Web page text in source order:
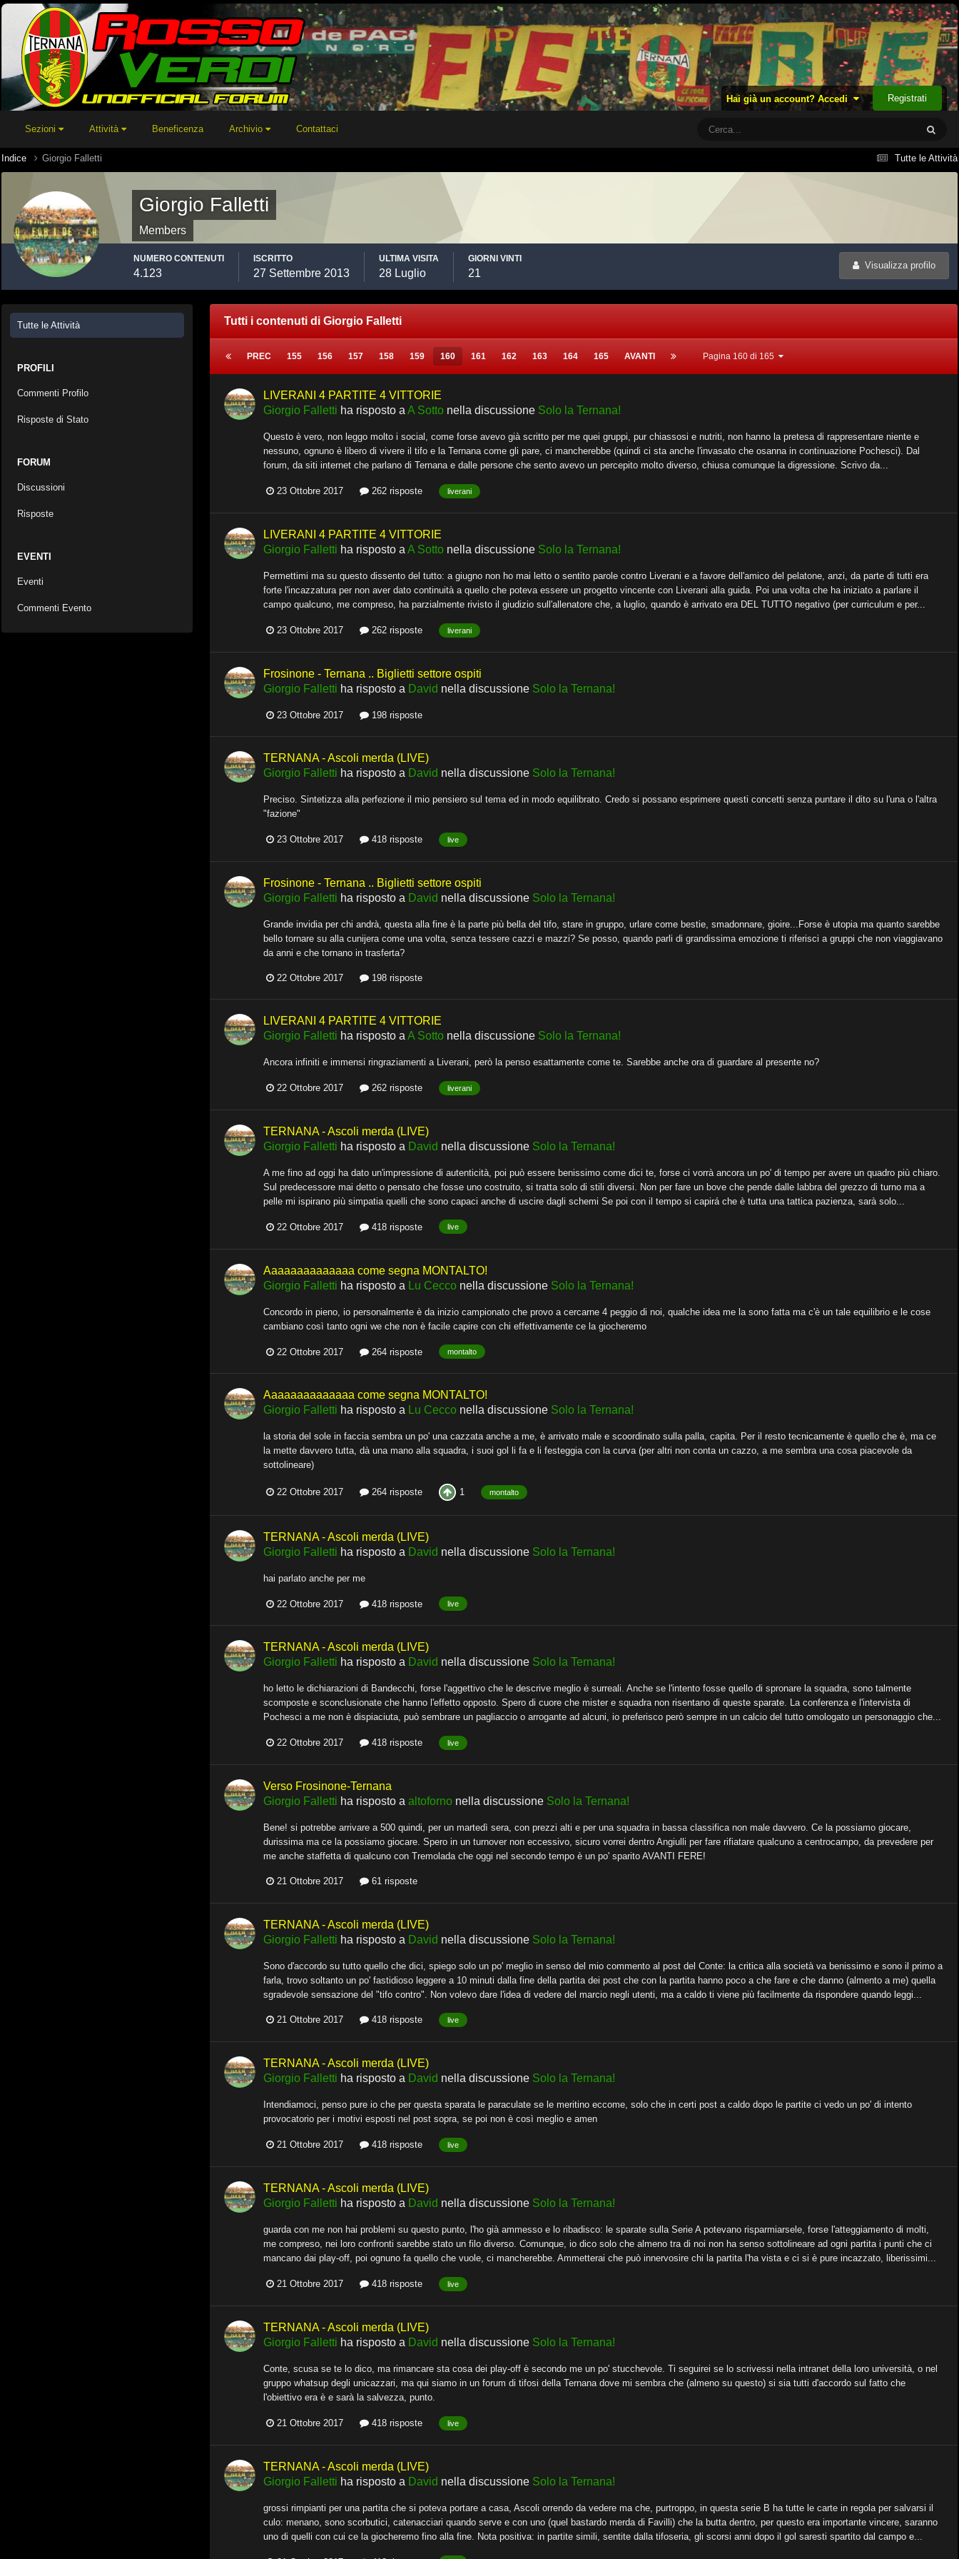
Hai già un account? Accedi Registrati
Sezioni Attività Beneficenza Archivio Contattaci
Tutte le Attività
Indice Giorgio Falletti
Giorgio Falletti
Members
Visualizza profilo
NUMERO CONTENUTI
4.123
ISCRITTO
27 Settembre 2013
ULTIMA VISITA
28 Luglio
GIORNI VINTI
21
Tutte le Attività
PROFILI
Commenti Profilo
Risposte di Stato
FORUM
Discussioni
Risposte
EVENTI
Eventi
Commenti Evento
Tutti i contenuti di Giorgio Falletti
PREC 155 156 157 158 159 160 161 162 163 164 165 AVANTI Pagina 160 di 165
LIVERANI 4 PARTITE 4 VITTORIE
Giorgio Falletti ha risposto a A Sotto nella discussione Solo la Ternana!
Questo è vero, non leggo molto i social, come forse avevo già scritto per me quei gruppi, pur chiassosi e nutriti, non hanno la pretesa di rappresentare niente e
nessuno, ognuno è libero di vivere il tifo e la Ternana come gli pare, ci mancherebbe (quindi ci sta anche l'invasato che osanna in continuazione Pochesci). Dal
forum, da siti internet che parlano di Ternana e dalle persone che sento avevo un percepito molto diverso, chiusa comunque la digressione. Scrivo da...
23 Ottobre 2017 262 risposte liverani
LIVERANI 4 PARTITE 4 VITTORIE
Giorgio Falletti ha risposto a A Sotto nella discussione Solo la Ternana!
Permettimi ma su questo dissento del tutto: a giugno non ho mai letto o sentito parole contro Liverani e a favore dell'amico del pelatone, anzi, da parte di tutti era
forte l'incazzatura per non aver dato continuità a quello che poteva essere un progetto vincente con Liverani alla guida. Poi una volta che ha iniziato a parlare il
campo qualcuno, me compreso, ha parzialmente rivisto il giudizio sull'allenatore che, a luglio, quando è arrivato era DEL TUTTO negativo (per curriculum e per...
23 Ottobre 2017 262 risposte liverani
Frosinone - Ternana .. Biglietti settore ospiti
Giorgio Falletti ha risposto a David nella discussione Solo la Ternana!
23 Ottobre 2017 198 risposte
TERNANA - Ascoli merda (LIVE)
Giorgio Falletti ha risposto a David nella discussione Solo la Ternana!
Preciso. Sintetizza alla perfezione il mio pensiero sul tema ed in modo equilibrato. Credo si possano esprimere questi concetti senza puntare il dito su l'una o l'altra
"fazione"
23 Ottobre 2017 418 risposte live
Frosinone - Ternana .. Biglietti settore ospiti
Giorgio Falletti ha risposto a David nella discussione Solo la Ternana!
Grande invidia per chi andrà, questa alla fine è la parte più bella del tifo, stare in gruppo, urlare come bestie, smadonnare, gioire...Forse è utopia ma quanto sarebbe
bello tornare su alla cunijera come una volta, senza tessere cazzi e mazzi? Se posso, quando parli di grandissima emozione ti riferisci a gruppi che non viaggiavano
da anni e che tornano in trasferta?
22 Ottobre 2017 198 risposte
LIVERANI 4 PARTITE 4 VITTORIE
Giorgio Falletti ha risposto a A Sotto nella discussione Solo la Ternana!
Ancora infiniti e immensi ringraziamenti a Liverani, però la penso esattamente come te. Sarebbe anche ora di guardare al presente no?
22 Ottobre 2017 262 risposte liverani
TERNANA - Ascoli merda (LIVE)
Giorgio Falletti ha risposto a David nella discussione Solo la Ternana!
A me fino ad oggi ha dato un'impressione di autenticità, poi può essere benissimo come dici te, forse ci vorrà ancora un po' di tempo per avere un quadro più chiaro.
Sul predecessore mai detto o pensato che fosse uno costruito, si tratta solo di stili diversi. Non per fare un bove che pende dalle labbra del grezzo di turno ma a
pelle mi ispirano più simpatia quelli che sono capaci anche di uscire dagli schemi Se poi con il tempo si capirá che è tutta una tattica pazienza, sarà solo...
22 Ottobre 2017 418 risposte live
Aaaaaaaaaaaaaa come segna MONTALTO!
Giorgio Falletti ha risposto a Lu Cecco nella discussione Solo la Ternana!
Concordo in pieno, io personalmente è da inizio campionato che provo a cercarne 4 peggio di noi, qualche idea me la sono fatta ma c'è un tale equilibrio e le cose
cambiano così tanto ogni we che non è facile capire con chi effettivamente ce la giocheremo
22 Ottobre 2017 264 risposte montalto
Aaaaaaaaaaaaaa come segna MONTALTO!
Giorgio Falletti ha risposto a Lu Cecco nella discussione Solo la Ternana!
la storia del sole in faccia sembra un po' una cazzata anche a me, è arrivato male e scoordinato sulla palla, capita. Per il resto tecnicamente è quello che è, ma ce
la mette davvero tutta, dà una mano alla squadra, i suoi gol li fa e li festeggia con la curva (per altri non conta un cazzo, a me sembra una cosa piacevole da
sottolineare)
22 Ottobre 2017 264 risposte 1 montalto
TERNANA - Ascoli merda (LIVE)
Giorgio Falletti ha risposto a David nella discussione Solo la Ternana!
hai parlato anche per me
22 Ottobre 2017 418 risposte live
TERNANA - Ascoli merda (LIVE)
Giorgio Falletti ha risposto a David nella discussione Solo la Ternana!
ho letto le dichiarazioni di Bandecchi, forse l'aggettivo che le descrive meglio è surreali. Anche se l'intento fosse quello di spronare la squadra, sono talmente
scomposte e sconclusionate che hanno l'effetto opposto. Spero di cuore che mister e squadra non risentano di queste sparate. La conferenza e l'intervista di
Pochesci a me non è dispiaciuta, può sembrare un pagliaccio o arrogante ad alcuni, io preferisco però sempre in un calcio del tutto omologato un personaggio che...
22 Ottobre 2017 418 risposte live
Verso Frosinone-Ternana
Giorgio Falletti ha risposto a altoforno nella discussione Solo la Ternana!
Bene! si potrebbe arrivare a 500 quindi, per un martedì sera, con prezzi alti e per una squadra in bassa classifica non male davvero. Ce la possiamo giocare,
durissima ma ce la possiamo giocare. Spero in un turnover non eccessivo, sicuro vorrei dentro Angiulli per fare rifiatare qualcuno a centrocampo, da prevedere per
me anche staffetta di qualcuno con Tremolada che oggi nel secondo tempo è un po' sparito AVANTI FERE!
21 Ottobre 2017 61 risposte
TERNANA - Ascoli merda (LIVE)
Giorgio Falletti ha risposto a David nella discussione Solo la Ternana!
Sono d'accordo su tutto quello che dici, spiego solo un po' meglio in senso del mio commento al post del Conte: la critica alla società va benissimo e sono il primo a
farla, trovo soltanto un po' fastidioso leggere a 10 minuti dalla fine della partita dei post che con la partita hanno poco a che fare e che danno (almento a me) quella
sgradevole sensazione del "tifo contro". Non volevo dare l'idea di vedere del marcio negli utenti, ma a caldo ti viene più facilmente da rispondere quando leggi...
21 Ottobre 2017 418 risposte live
TERNANA - Ascoli merda (LIVE)
Giorgio Falletti ha risposto a David nella discussione Solo la Ternana!
Intendiamoci, penso pure io che per questa sparata le paraculate se le meritino eccome, solo che in certi post a caldo dopo le partite ci vedo un po' di intento
provocatorio per i motivi esposti nel post sopra, se poi non è così meglio e amen
21 Ottobre 2017 418 risposte live
TERNANA - Ascoli merda (LIVE)
Giorgio Falletti ha risposto a David nella discussione Solo la Ternana!
guarda con me non hai problemi su questo punto, l'ho già ammesso e lo ribadisco: le sparate sulla Serie A potevano risparmiarsele, forse l'atteggiamento di molti,
me compreso, nei loro confronti sarebbe stato un filo diverso. Comunque, io dico solo che almeno tra di noi non ha senso sottolineare ad ogni partita i punti che ci
mancano dai play-off, poi ognuno fa quello che vuole, ci mancherebbe. Ammetterai che può innervosire chi la partita l'ha vista e ci si è pure incazzato, liberissimi...
21 Ottobre 2017 418 risposte live
TERNANA - Ascoli merda (LIVE)
Giorgio Falletti ha risposto a David nella discussione Solo la Ternana!
Conte, scusa se te lo dico, ma rimancare sta cosa dei play-off è secondo me un po' stucchevole. Ti seguirei se lo scrivessi nella intranet della loro università, o nel
gruppo whatsup degli unicazzari, ma qui siamo in un forum di tifosi della Ternana dove mi sembra che (almeno su questo) si sia tutti d'accordo sul fatto che
l'obiettivo era è e sarà la salvezza, punto.
21 Ottobre 2017 418 risposte live
TERNANA - Ascoli merda (LIVE)
Giorgio Falletti ha risposto a David nella discussione Solo la Ternana!
grossi rimpianti per una partita che si poteva portare a casa, Ascoli orrendo da vedere ma che, purtroppo, in questa serie B ha tutte le carte in regola per salvarsi il
culo: menano, sono scorbutici, catenacciari quando serve e con uno (quel bastardo merda di Favilli) che la butta dentro, per questo era importante vincere, saranno
uno di quelli con cui ce la giocheremo fino alla fine. Nota positiva: in partite simili, sentite dalla tifoseria, gli scorsi anni dopo il gol saresti spartito dal campo e...